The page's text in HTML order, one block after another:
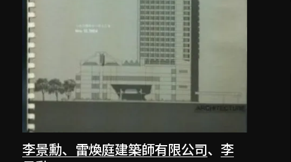
李景勳、雷煥庭建築師有限公司、 李